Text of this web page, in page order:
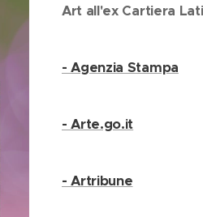
Art all'ex Cartiera
- Agenzia Stampa
- Arte.go.it
- Artribune